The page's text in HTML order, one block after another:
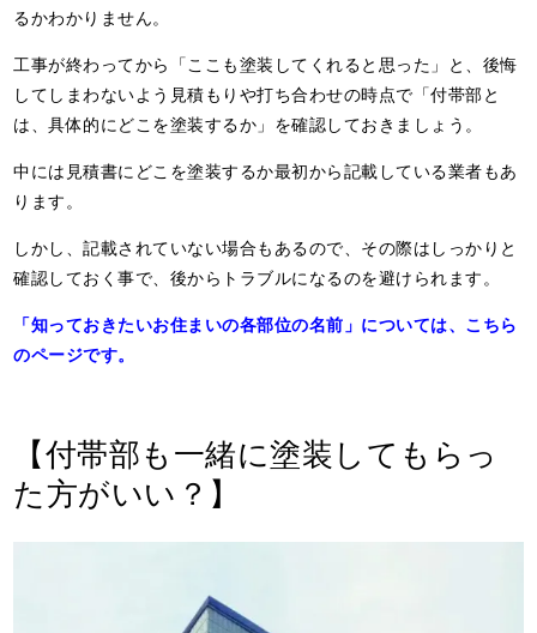
るかわかりません。
工事が終わってから「ここも塗装してくれると思った」と、後悔
してしまわないよう見積もりや打ち合わせの時点で「付帯部と
は、具体的にどこを塗装するか」を確認しておきましょう。
中には見積書にどこを塗装するか最初から記載している業者もあ
ります。
しかし、記載されていない場合もあるので、その際はしっかりと
確認しておく事で、後からトラブルになるのを避けられます。
「知っておきたいお住まいの各部位の名前」については、こちら
のページです。
【付帯部も一緒に塗装してもらっ
た方がいい？】